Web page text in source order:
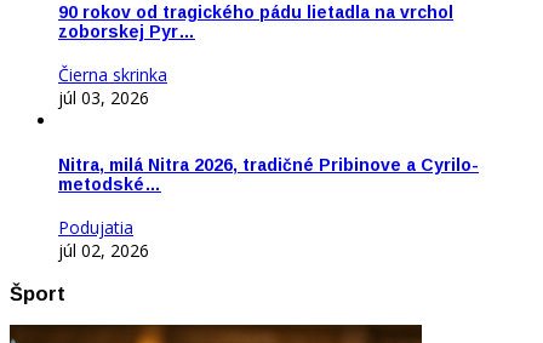
90 rokov od tragického pádu lietadla na vrchol
zoborskej Pyr…
Čierna skrinka
júl 03, 2026
Nitra, milá Nitra 2026, tradičné Pribinove a Cyrilo-
metodské…
Podujatia
júl 02, 2026
Šport